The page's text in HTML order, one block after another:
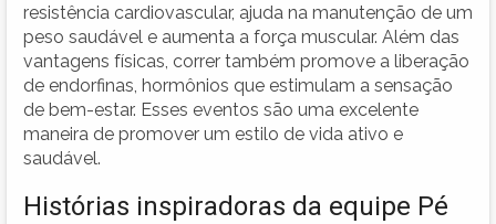
resistência cardiovascular, ajuda na manutenção de um
peso saudável e aumenta a força muscular. Além das
vantagens físicas, correr também promove a liberação
de endorfinas, hormônios que estimulam a sensação
de bem-estar. Esses eventos são uma excelente
maneira de promover um estilo de vida ativo e
saudável.
Histórias inspiradoras da equipe Pé